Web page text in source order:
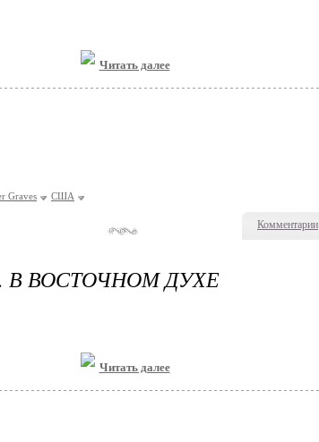
Комментарии
Читать далее
Graves США
ВОСТОЧНОМ ДУХЕ
Читать далее